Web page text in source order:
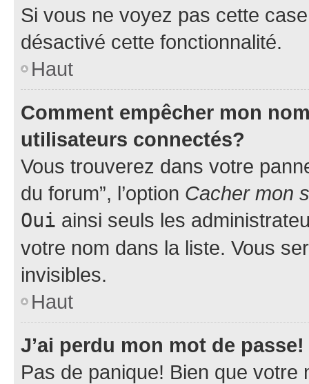
Si vous ne voyez pas cette
désactivé cette fonctionnalité.
Haut
Comment empêcher mon
utilisateurs connectés?
Vous trouverez dans votre
du forum”, l’option Cacher mon
Oui ainsi seuls les
votre nom dans la liste. Vous
invisibles.
Haut
J’ai perdu mon mot de passe!
Pas de panique! Bien que